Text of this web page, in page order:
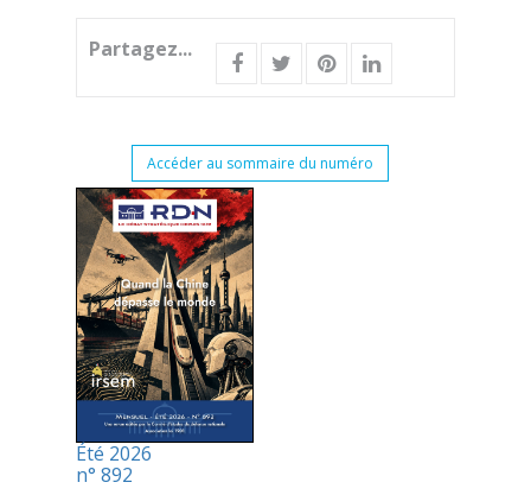
Partagez...
Accéder au sommaire du numéro
Été 2026
n° 892